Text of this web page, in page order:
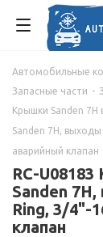
Автомобильные
Запасные части -
Крышки Sanden 7Н
Sanden 7Н, выходы
аварийный клапан
RC-
Sanden
Ring, 3/4"-
клапан